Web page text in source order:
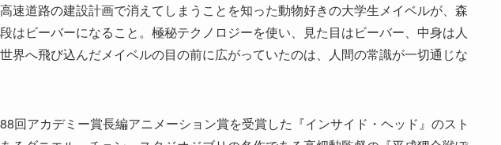
速道路の建設計画で消えてしまうことを知った動物好きの大学生メイベルが、森
はビーバーになること。極秘テクノロジーを使い、見た目はビーバー、中身は人
界へ飛び込んだメイベルの目の前に広がっていたのは、人間の常識が一切通じな
回アカデミー賞長編アニメーション賞を受賞した『インサイド・ヘッド』のスト